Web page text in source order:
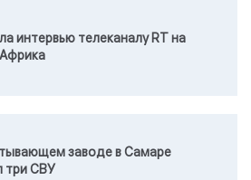
интервью телеканалу RТ на
заводе в Самаре
три СВУ